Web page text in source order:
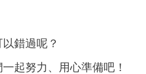
錯過呢？
起努力、用心準備吧！